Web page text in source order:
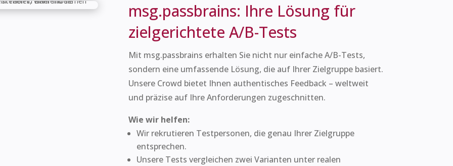
msg.passbrains: Ihre Lösung für
zielgerichtete A/B-Tests
Mit msg.passbrains erhalten Sie nicht nur einfache A/B-Tests,
sondern eine umfassende Lösung, die auf Ihrer Zielgruppe basiert.
Unsere Crowd bietet Ihnen authentisches Feedback – weltweit
und präzise auf Ihre Anforderungen zugeschnitten.
Wie wir helfen:
Wir rekrutieren Testpersonen, die genau Ihrer Zielgruppe
entsprechen.
Unsere Tests vergleichen zwei Varianten unter realen